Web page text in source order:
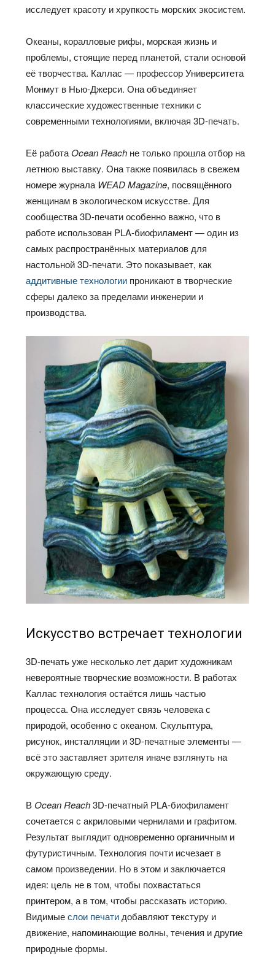
исследует красоту и хрупкость морских экосистем.
Океаны, коралловые рифы, морская жизнь и
проблемы, стоящие перед планетой, стали основой
её творчества. Каллас — профессор Университета
Монмут в Нью-Джерси. Она объединяет
классические художественные техники с
современными технологиями, включая 3D-печать.
Её работаOcean Reach не только прошла отбор на
летнюю выставку. Она также появилась в свежем
номере журнала WEAD Magazine, посвящённого
женщинам в экологическом искусстве. Для
сообщества 3D-печати особенно важно, что в
работе использован PLA-биофиламент — один из
самых распространённых материалов для
настольной 3D-печати. Это показывает, как
аддитивные технологии проникают в творческие
сферы далеко за пределами инженерии и
производства.
Искусство встречает технологии
3D-печать уже несколько лет дарит художникам
невероятные творческие возможности. В работах
Каллас технология остаётся лишь частью
процесса. Она исследует связь человека с
природой, особенно с океаном. Скульптура,
рисунок, инсталляции и 3D-печатные элементы —
всё это заставляет зрителя иначе взглянуть на
окружающую среду.
ВOcean Reach3D-печатный PLA-биофиламент
сочетается с акриловыми чернилами и графитом.
Результат выглядит одновременно органичным и
футуристичным. Технология почти исчезает в
самом произведении. Но в этом и заключается
идея: цель не в том, чтобы похвастаться
принтером, а в том, чтобы рассказать историю.
Видимыеслои печати добавляют текстуру и
движение, напоминающие волны, течения и другие
природные формы.